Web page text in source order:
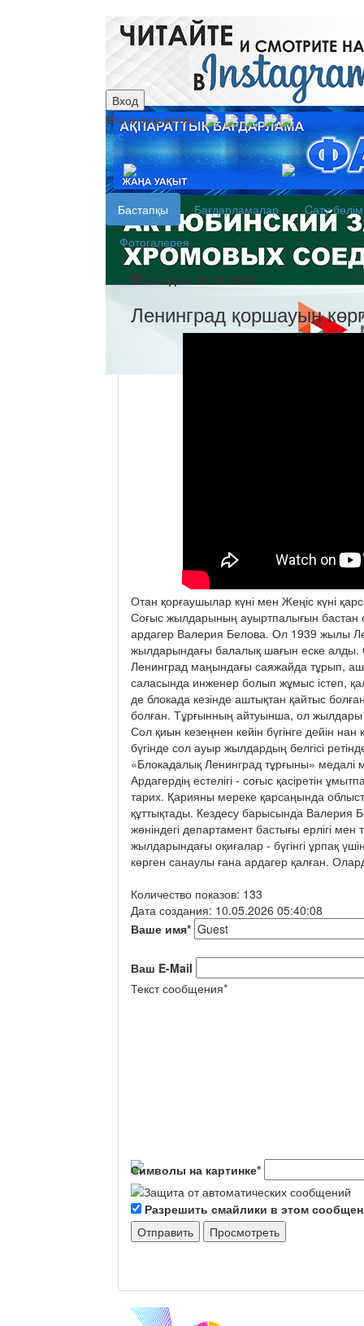
Вход
Мы в соц.сетях:
рус
каз
Бастапқы Бағдарламалар
Cату
Фотогалерея
Сегодня: 06.08.2026
Ленинград қоршауын
Отан қорғаушылар күні мен Жеңіс күні
Соғыс жылдарының ауыртпалығын бастан
ардагер Валерия Белова. Ол 1939 жылы
жылдарындағы балалық шағын еске алды.
Ленинград маңындағы саяжайда тұрып,
саласында инженер болып жұмыс істеп,
де блокада кезінде аштықтан қайтыс
болған. Тұрғынның айтуынша, ол жылдары
Сол қиын кезеңнен кейін бүгінге дейін
бүгінде сол ауыр жылдардың белгісі
«Блокадалық Ленинград тұрғыны»
Ардагердің естелігі - соғыс қасіретін
тарих. Қарияны мереке қарсаңында
құттықтады. Кездесу барысында Валерия
жөніндегі департамент бастығы ерлігі мен
жылдарындағы оқиғалар - бүгінгі ұрпақ
көрген санаулы ғана ардагер қалған.
Количество показов: 133
Дата создания: 10.05.2026 05:40:08
Ваше имя*
Ваш E-Mail
Текст сообщения*
Символы на картинке*
Разрешить смайлики в этом